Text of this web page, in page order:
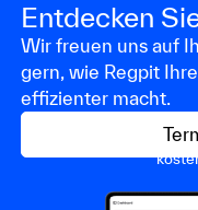
Entdecken
Wir freuen uns auf
gern, wie Regpit
effizienter macht.